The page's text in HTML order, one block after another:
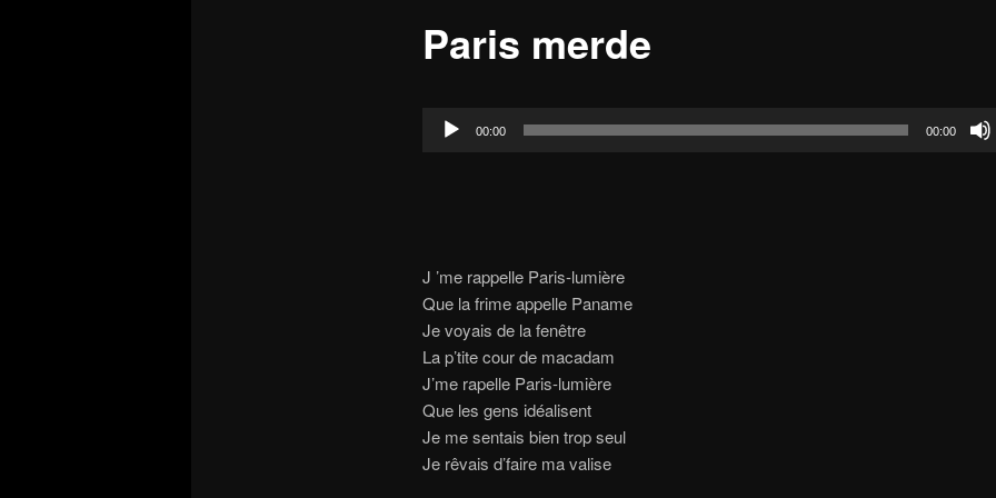
Paris merde
Lecteur
00:00 00:00
J ’me rappelle Paris-lumière
Que la frime appelle Paname
Je voyais de la fenêtre
La p’tite cour de macadam
J’me rapelle Paris-lumière
Que les gens idéalisent
Je me sentais bien trop seul
Je rêvais d’faire ma valise